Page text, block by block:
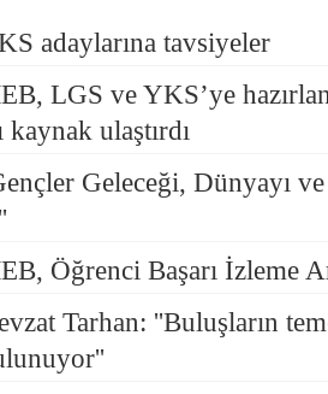
adaylarına tavsiyeler
LGS ve YKS’ye
ulaştırdı
Geleceği, Dünyayı
Öğrenci Başarı İzleme
Tarhan: ''Buluşların